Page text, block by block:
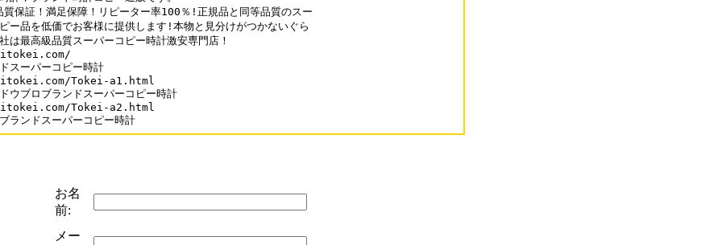
質保証！満足保障！リピーター率100％!正規品と同等品質のスー
ー品を低価でお客様に提供します!本物と見分けがつかないぐら
は最高級品質スーパーコピー時計激安専門店！
スーパーコピー時計
Tokei-a1.html
ウブロブランドスーパーコピー時計
Tokei-a2.html
ランドスーパーコピー時計
お名
前:
メー